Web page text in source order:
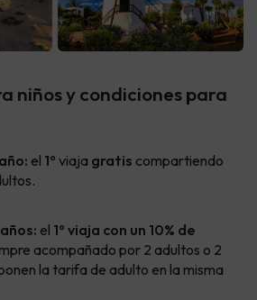
niños y condiciones para
el 1º viaja gratis compartiendo
el 1º viaja con un 10% de
acompañado por 2 adultos o 2
la tarifa de adulto en la misma